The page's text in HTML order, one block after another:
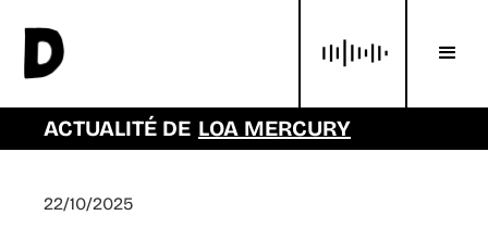
ACTUALITÉ DE LOA MERCURY
22/10/2025